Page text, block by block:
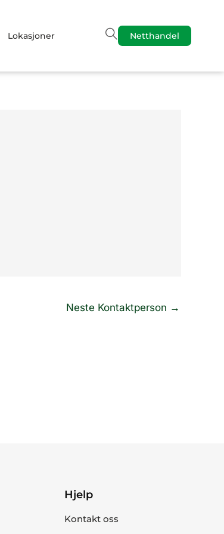
Lokasjoner Netthandel
Neste Kontaktperson →
Hjelp
Kontakt oss